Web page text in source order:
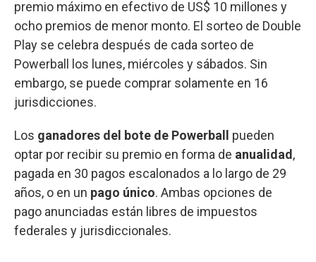
premio máximo en efectivo de US$ 10 millones y
ocho premios de menor monto. El sorteo de Double
Play se celebra después de cada sorteo de
Powerball los lunes, miércoles y sábados. Sin
embargo, se puede comprar solamente en 16
jurisdicciones.
Los ganadores del bote de Powerball
pueden
optar por recibir su premio en forma de anualidad ,
pagada en 30 pagos escalonados a lo largo de 29
años, o en un pago único. Ambas opciones de
pago anunciadas están libres de impuestos
federales y jurisdiccionales.